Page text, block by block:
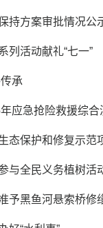
持方案审批情况公
列活动献礼“七一”
承
应急抢险救援综合
态保护和修复示范
与全民义务植树活
予黑鱼河悬索桥修